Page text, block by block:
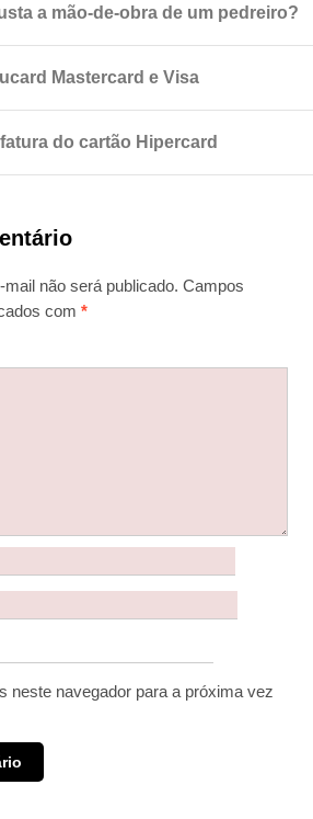
a mão-de-obra de um pedreiro?
Mastercard e Visa
do cartão Hipercard
não será publicado. Campos
com *
neste navegador para a próxima vez